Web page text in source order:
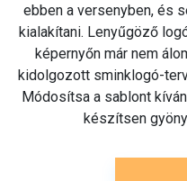
ebben a versenyben, és
kialakítani. Lenyűgöző
képernyőn már nem
kidolgozott sminklogó-
Módosítsa a sablont
készítsen